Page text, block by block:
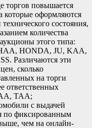
торгов повышается
которые оформляются
состояния,
количества
этого типа:
HONDA, JU, KAA,
Различаются эти
сколько
на торги
ответственных
TAA;
с выдачей
по фиксированным
чем на онлайн-